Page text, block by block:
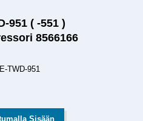
951 ( -551 )
8566166
TWD-951
Sisään